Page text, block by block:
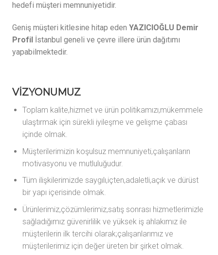
hedefi müşteri memnuniyetidir.
Geniş müşteri kitlesine hitap eden YAZICIOĞLU Demir
Profil İstanbul geneli ve çevre illere ürün dağıtımı
yapabilmektedir.
VİZYONUMUZ
Toplam kalite,hizmet ve ürün politikamızı,mükemmele
ulaştırmak için sürekli iyileşme ve gelişme çabası
içinde olmak.
Müşterilerimizin koşulsuz memnuniyeti,çalışanların
motivasyonu ve mutluluğudur.
Tüm ilişkilerimizde saygılı,içten,adaletli,açık ve dürüst
bir yapı içerisinde olmak.
Ürünlerimiz,çözümlerimiz,satış sonrası hizmetlerimizle
sağladığımız güvenirlilik ve yüksek iş ahlakımız ile
müşterilerin ilk tercihi olarak;çalışanlarımız ve
müşterilerimiz için değer üreten bir şirket olmak.